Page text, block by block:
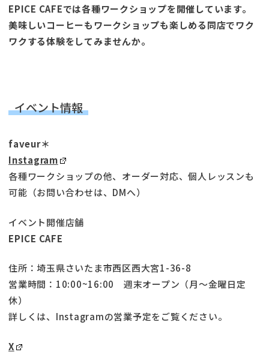
EPICE CAFEでは各種ワークショップを開催しています。
美味しいコーヒーもワークショップも楽しめる同店でワク
ワクする体験をしてみませんか。
イベント情報
faveur＊
Instagram
各種ワークショップの他、オーダー対応、個人レッスンも
可能（お問い合わせは、DMへ）
イベント開催店舗
EPICE CAFE
住所：埼玉県さいたま市西区西大宮1-36-8
営業時間：10:00~16:00 週末オープン（月〜金曜日定
休）
詳しくは、Instagramの営業予定をご覧ください。
X